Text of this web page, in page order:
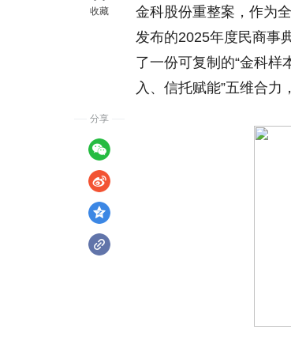
金科股份重整案，作为
发布的2025年度民商事
了一份可复制的“金科样
入、信托赋能”五维合力
收藏
分享